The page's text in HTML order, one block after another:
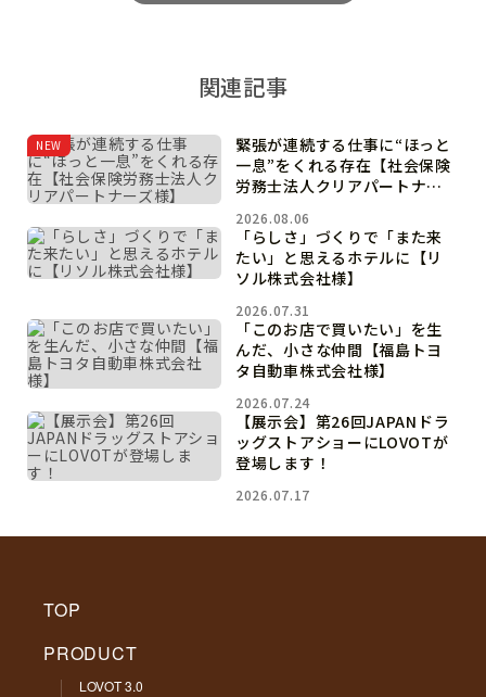
関連記事
NEW
緊張が連続する仕事に“ほっと
一息”をくれる存在【社会保険
労務士法人クリアパートナー
2026.08.06
「らしさ」づくりで「また来
たい」と思えるホテルに【リ
ソル株式会社様】
2026.07.31
「このお店で買いたい」を生
んだ、小さな仲間【福島トヨ
タ自動車株式会社様】
2026.07.24
【展示会】第26回JAPANドラ
ッグストアショーにLOVOTが
登場します！
2026.07.17
TOP
PRODUCT
LOVOT 3.0